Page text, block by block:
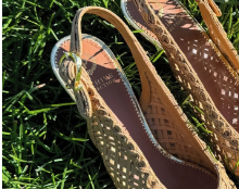
Choose between chunky